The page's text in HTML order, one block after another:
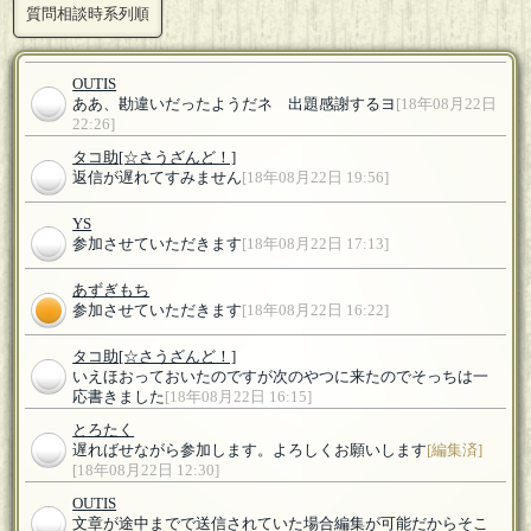
質問相談時系列順
OUTIS
ああ、勘違いだったようだネ 出題感謝するヨ [18年08月22日
22:26]
タコ助 [☆さうざんど！]
返信が遅れてすみません [18年08月22日 19:56]
YS
参加させていただきます [18年08月22日 17:13]
あずぎもち
参加させていただきます [18年08月22日 16:22]
タコ助 [☆さうざんど！]
いえほおっておいたのですが次のやつに来たのでそっちは一
応書きました [18年08月22日 16:15]
とろたく
遅ればせながら参加します。よろしくお願いします [編集済]
[18年08月22日 12:30]
OUTIS
文章が途中までで送信されていた場合編集が可能だからそこ